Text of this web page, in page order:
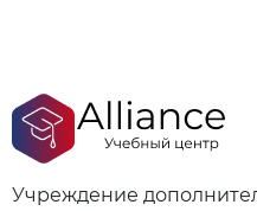
Учреждение